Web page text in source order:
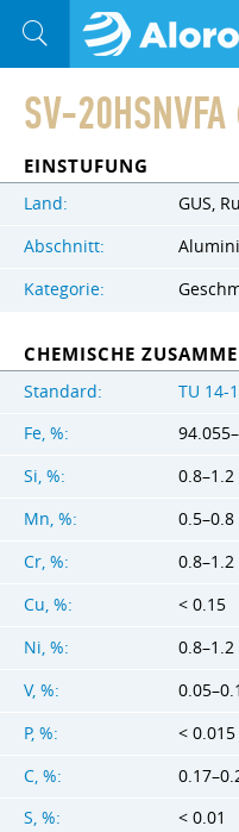
SV-
EINSTUFUNG
Land:
GUS,
Abschnitt:
Kategorie:
CHEMISCHE
Standard:
TU 14-
Fe, %:
Si, %:
0.8–1.2
Mn, %:
0.5–0.8
Cr, %:
0.8–1.2
Cu, %:
< 0.15
Ni, %:
0.8–1.2
V, %:
P, %:
< 0.015
C, %:
S, %:
< 0.01